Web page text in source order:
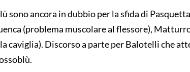
sono ancora in dubbio per la sfida di
(problema muscolare al flessore),
caviglia). Discorso a parte per Balotelli che